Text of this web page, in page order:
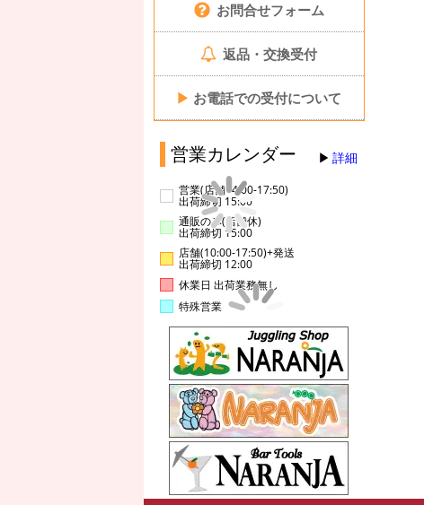
お問合せフォーム
返品・交換受付
▶ お電話での受付について
営業カレンダー 詳細
営業(店舗14:00-17:50)
出荷締切 15:00
通販のみ(店舗休)
出荷締切 15:00
店舗(10:00-17:50)+発送
出荷締切 12:00
休業日 出荷業務無し
特殊営業